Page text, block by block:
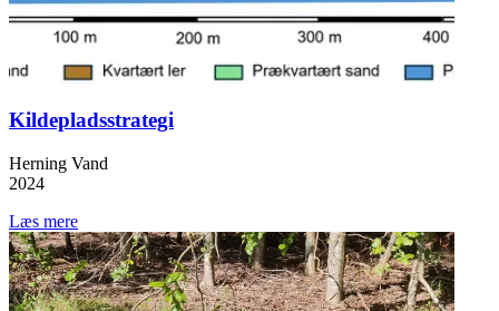
Kildepladsstrategi
Herning Vand
2024
Læs mere